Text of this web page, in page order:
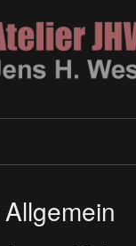
Allgemein